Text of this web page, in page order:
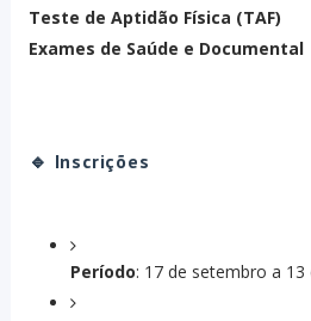
Teste de Aptidão Física (TAF)
Exames de Saúde e Documental
🔹 Inscrições
Período: 17 de setembro a